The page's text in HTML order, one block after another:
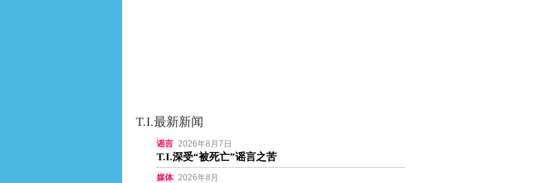
T.I.最新新闻
谣言 2026年8月7日
T.I.深受“被死亡”谣言之苦
媒体 2026年8月